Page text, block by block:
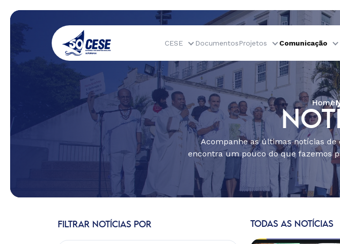
CESE DocumentosProjetos Comunicação
Home
Acompanhe as últimas notícias de
encontra um pouco do que fazemos
FILTRAR NOTÍCIAS POR TODAS AS NOTÍCIAS